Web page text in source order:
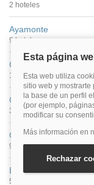
2 hoteles
Ayamonte
9 hoteles
Cartaya
10 hoteles
Cortegana
3 hoteles
Costa De La Luz
92 hoteles
El Portil
5 hoteles